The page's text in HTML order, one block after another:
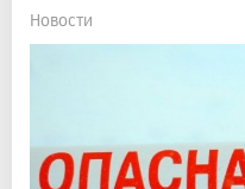
Новости